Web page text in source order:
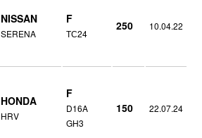
NISSAN
SERENA
F
ТС24
250 10.04.22
HONDA
HRV
F
D16A
GH3
150 22.07.24